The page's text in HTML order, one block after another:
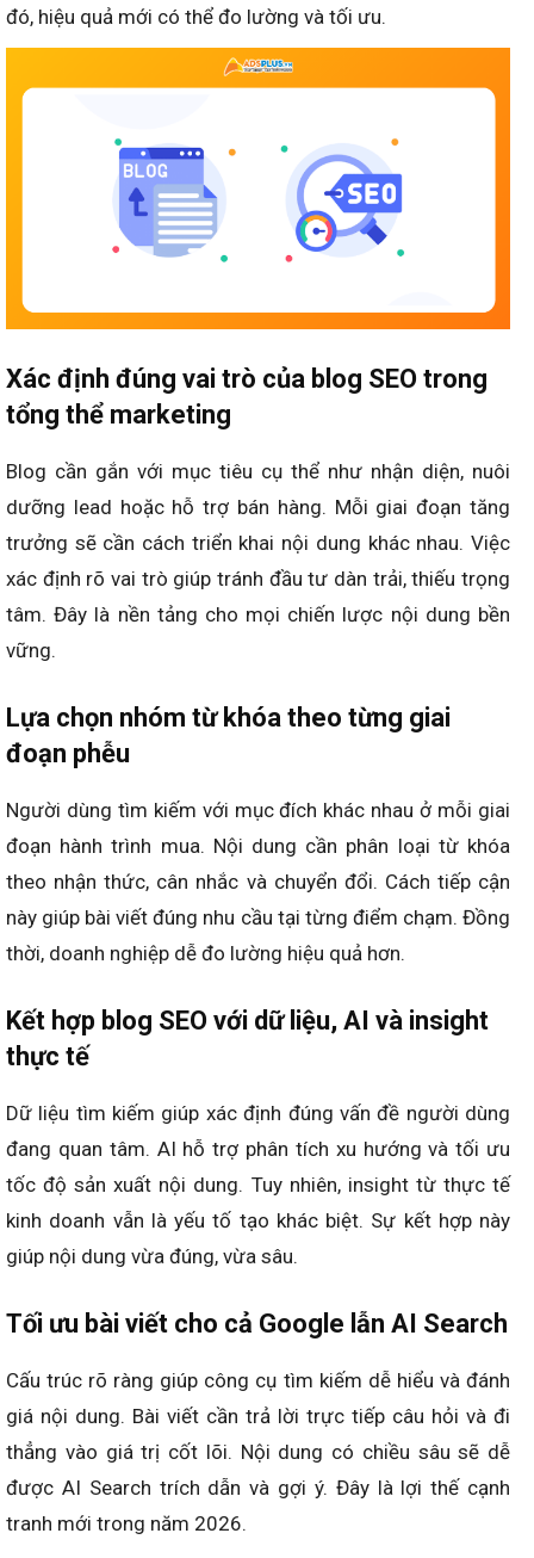
đó, hiệu quả mới có thể đo lường và tối ưu.
Xác định đúng vai trò của blog SEO trong
tổng thể marketing
Blog cần gắn với mục tiêu cụ thể như nhận diện, nuôi
dưỡng lead hoặc hỗ trợ bán hàng. Mỗi giai đoạn tăng
trưởng sẽ cần cách triển khai nội dung khác nhau. Việc
xác định rõ vai trò giúp tránh đầu tư dàn trải, thiếu trọng
tâm. Đây là nền tảng cho mọi chiến lược nội dung bền
vững.
Lựa chọn nhóm từ khóa theo từng giai
đoạn phễu
Người dùng tìm kiếm với mục đích khác nhau ở mỗi giai
đoạn hành trình mua. Nội dung cần phân loại từ khóa
theo nhận thức, cân nhắc và chuyển đổi. Cách tiếp cận
này giúp bài viết đúng nhu cầu tại từng điểm chạm. Đồng
thời, doanh nghiệp dễ đo lường hiệu quả hơn.
Kết hợp blog SEO với dữ liệu, AI và insight
thực tế
Dữ liệu tìm kiếm giúp xác định đúng vấn đề người dùng
đang quan tâm. AI hỗ trợ phân tích xu hướng và tối ưu
tốc độ sản xuất nội dung. Tuy nhiên, insight từ thực tế
kinh doanh vẫn là yếu tố tạo khác biệt. Sự kết hợp này
giúp nội dung vừa đúng, vừa sâu.
Tối ưu bài viết cho cả Google lẫn AI Search
Cấu trúc rõ ràng giúp công cụ tìm kiếm dễ hiểu và đánh
giá nội dung. Bài viết cần trả lời trực tiếp câu hỏi và đi
thẳng vào giá trị cốt lõi. Nội dung có chiều sâu sẽ dễ
được AI Search trích dẫn và gợi ý. Đây là lợi thế cạnh
tranh mới trong năm 2026.